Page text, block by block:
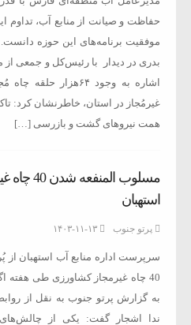
حفاظت و صیانت از منابع آب، تداوم
موفقیت برنامه‌های این حوزه
بد‌ری در دیدار با رئیس‌کل و جمعی از
غیرمُجاز در استان، خاطرنشان کرد:
همت نیرو‌های گشت و بازرسی […]
مسلوب
استهبان
پرتو جنوب ۱۴۰۳-۱۱-۱۳
سرپرست اداره منابع آب استهبان از
40 چاه غیرمجاز کشاورزی طی هفته
به گزارش پرتو جنوب به نقل از
ندا اشجار گفت: یکی از